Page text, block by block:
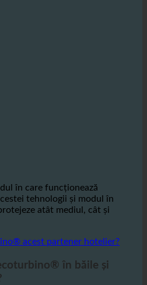
în care funcționează
tehnologii și modul în
atât mediul, cât și
acest partener hotelier?